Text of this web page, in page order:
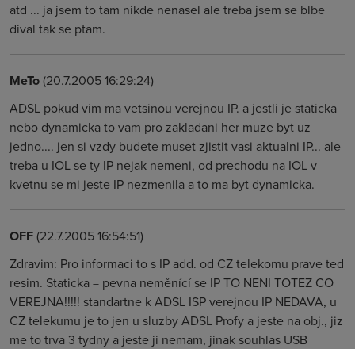
atd ... ja jsem to tam nikde nenasel ale treba jsem se blbe
dival tak se ptam.
MeTo(20.7.2005 16:29:24)
ADSL pokud vim ma vetsinou verejnou IP. a jestli je staticka
nebo dynamicka to vam pro zakladani her muze byt uz
jedno.... jen si vzdy budete muset zjistit vasi aktualni IP... ale
treba u IOL se ty IP nejak nemeni, od prechodu na IOL v
kvetnu se mi jeste IP nezmenila a to ma byt dynamicka.
OFF(22.7.2005 16:54:51)
Zdravim: Pro informaci to s IP add. od CZ telekomu prave ted
resim. Staticka = pevna neměnící se IP TO NENI TOTEZ CO
VEREJNA!!!!! standartne k ADSL ISP verejnou IP NEDAVA, u
CZ telekumu je to jen u sluzby ADSL Profy a jeste na obj., jiz
me to trva 3 tydny a jeste ji nemam, jinak souhlas USB